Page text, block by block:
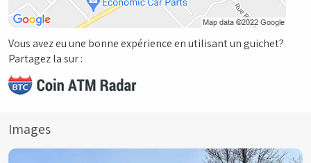
Vous avez eu une bonne expérience en utilisant un guichet?
Partagez la sur :
Images